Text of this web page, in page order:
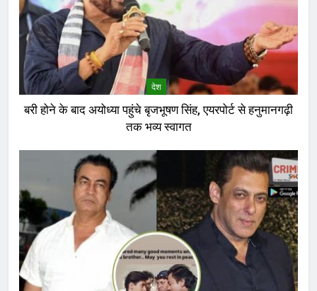
देश
बरी होने के बाद अयोध्या पहुंचे बृजभूषण सिंह, एयरपोर्ट से हनुमानगढ़ी
तक भव्य स्वागत